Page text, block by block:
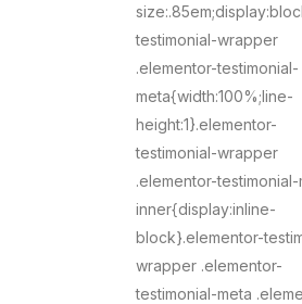
testimonial-wrapper
.elementor-testimonial-
meta{width:100%;line-
height:1}.elementor-
testimonial-wrapper
.elementor-testimonial-
inner{display:inline-
block}.elementor-
wrapper .elementor-
testimonial-meta